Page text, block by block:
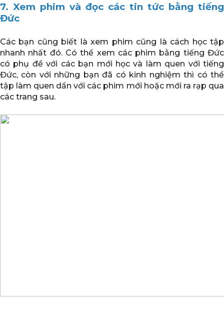
7. Xem phim và đọc các tin tức bằng tiếng
Đức
Các bạn cũng biết là xem phim cũng là cách học tập
nhanh nhất đó. Có thể xem các phim bằng tiếng Đức
có phụ đề với các bạn mới học và làm quen với tiếng
Đức, còn với những bạn đã có kinh nghiệm thì có thể
tập làm quen dần với các phim mới hoặc mới ra rạp qua
các trang sau.